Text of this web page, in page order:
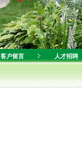
客户留言 人才招聘